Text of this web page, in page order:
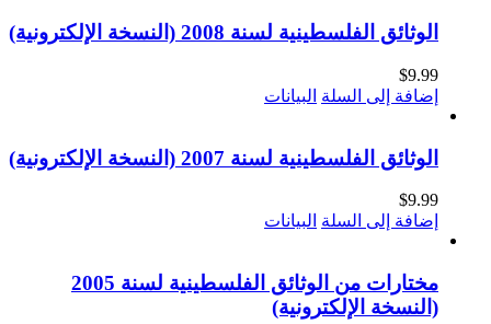
الوثائق الفلسطينية لسنة 2008 (النسخة الإلكترونية)
$9.99
إضافة إلى السلة البيانات
الوثائق الفلسطينية لسنة 2007 (النسخة الإلكترونية)
$9.99
إضافة إلى السلة البيانات
مختارات من الوثائق الفلسطينية لسنة 2005
(النسخة الإلكترونية)